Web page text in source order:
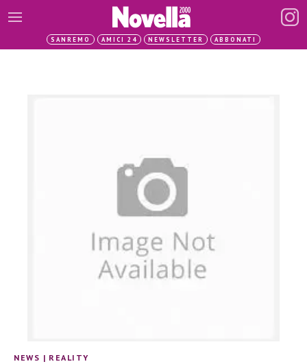
SANREMO AMICI 24 NEWSLETTER ABBONATI
NEWS | REALITY